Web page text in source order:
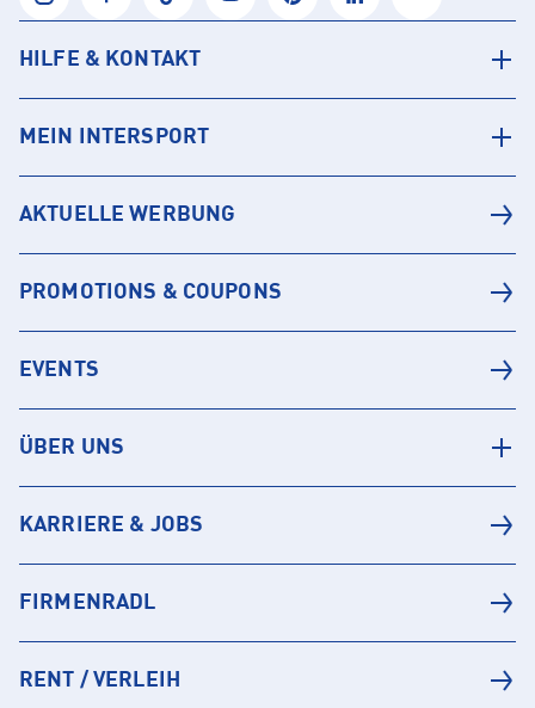
HILFE & KONTAKT
MEIN INTERSPORT
AKTUELLE WERBUNG
PROMOTIONS & COUPONS
EVENTS
ÜBER UNS
KARRIERE & JOBS
FIRMENRADL
RENT / VERLEIH